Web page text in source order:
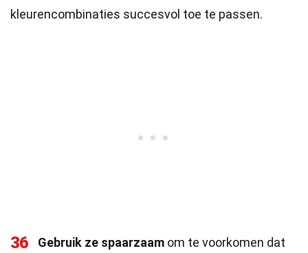
kleurencombinaties succesvol toe te passen.
36 Gebruik ze spaarzaam om te voorkomen dat